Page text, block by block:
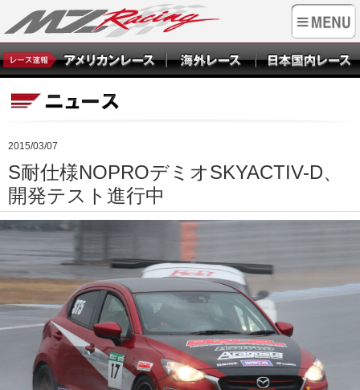
2015/03/07
S耐仕様NOPROデミオSKYACTIV-D、
開発テスト進行中